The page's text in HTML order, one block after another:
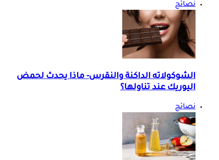
نصائح
الشوكولاته الداكنة والنقرس- ماذا يحدث لحمض
اليوريك عند تناولها؟
نصائح